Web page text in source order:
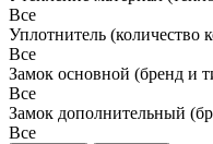
Все
Уплотнитель (количество
Все
Замок основной (бренд и
Все
Замок дополнительный
Все